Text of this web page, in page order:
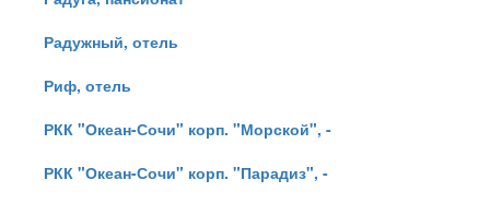
Радужный, отель
Риф, отель
РКК "Океан-Сочи" корп. "Морской", -
РКК "Океан-Сочи" корп. "Парадиз", -